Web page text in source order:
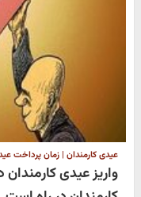
عیدی کارمندان | زمان پرداخت
واریز عیدی